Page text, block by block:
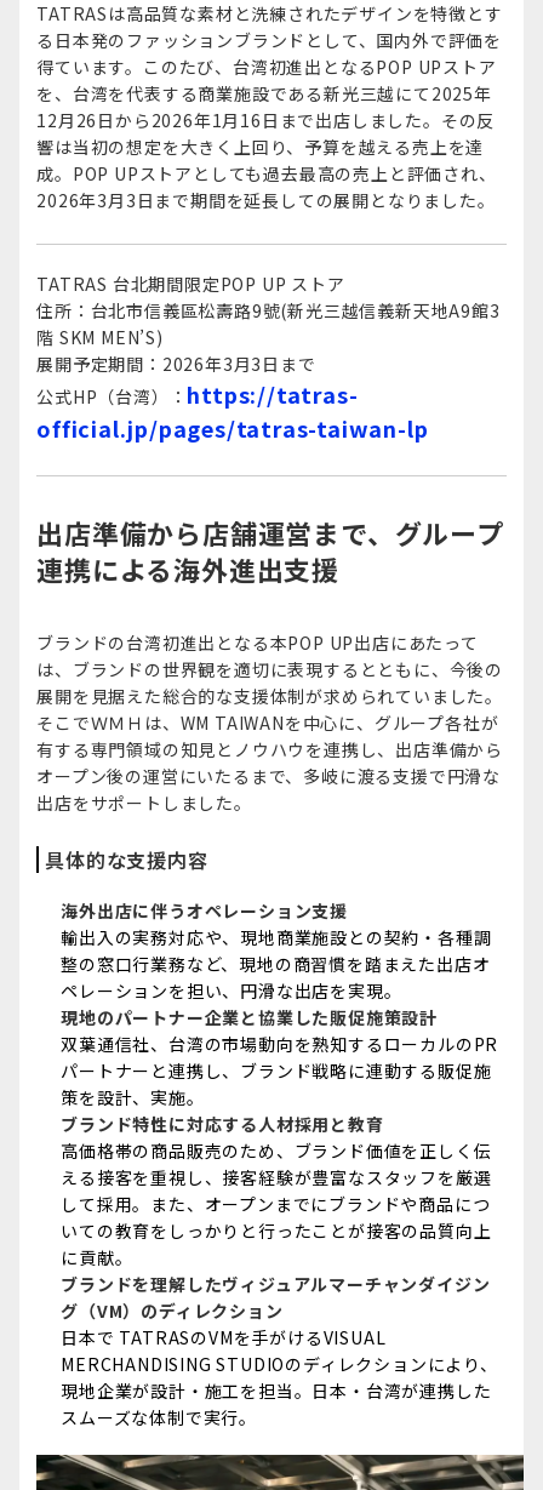
TATRASは高品質な素材と洗練されたデザインを特徴とす
る日本発のファッションブランドとして、国内外で評価を
得ています。このたび、台湾初進出となるPOP UPストア
を、台湾を代表する商業施設である新光三越にて2025年
12月26日から2026年1月16日まで出店しました。その反
響は当初の想定を大きく上回り、予算を越える売上を達
成。POP UPストアとしても過去最高の売上と評価され、
2026年3月3日まで期間を延長しての展開となりました。
TATRAS 台北期間限定POP UP ストア
住所：台北市信義區松壽路9號(新光三越信義新天地A9館3
階 SKM MEN’S)
展開予定期間：2026年3月3日まで
公式HP（台湾）： https://tatras-
official.jp/pages/tatras-taiwan-lp
出店準備から店舗運営まで、グループ
連携による海外進出支援
ブランドの台湾初進出となる本POP UP出店にあたって
は、ブランドの世界観を適切に表現するとともに、今後の
展開を見据えた総合的な支援体制が求められていました。
そこでＷＭＨは、WM TAIWANを中心に、グループ各社が
有する専門領域の知見とノウハウを連携し、出店準備から
オープン後の運営にいたるまで、多岐に渡る支援で円滑な
出店をサポートしました。
具体的な支援内容
海外出店に伴うオペレーション支援
輸出入の実務対応や、現地商業施設との契約・各種調
整の窓口行業務など、現地の商習慣を踏まえた出店オ
ペレーションを担い、円滑な出店を実現。
現地のパートナー企業と協業した販促施策設計
双葉通信社、台湾の市場動向を熟知するローカルのPR
パートナーと連携し、ブランド戦略に連動する販促施
策を設計、実施。
ブランド特性に対応する人材採用と教育
高価格帯の商品販売のため、ブランド価値を正しく伝
える接客を重視し、接客経験が豊富なスタッフを厳選
して採用。また、オープンまでにブランドや商品につ
いての教育をしっかりと行ったことが接客の品質向上
に貢献。
ブランドを理解したヴィジュアルマーチャンダイジン
グ（VM）のディレクション
日本で TATRASのVMを手がけるVISUAL
MERCHANDISING STUDIOのディレクションにより、
現地企業が設計・施工を担当。日本・台湾が連携した
スムーズな体制で実行。